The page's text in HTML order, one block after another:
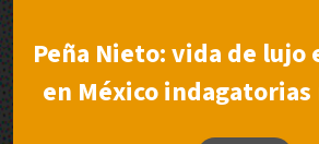
Peña Nieto: vida de lujo
en México indagatorias